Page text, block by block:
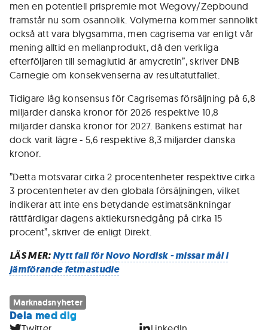
men en potentiell prispremie mot Wegovy/Zepbound
framstår nu som osannolik. Volymerna kommer sannolikt
också att vara blygsamma, men cagrisema var enligt vår
mening alltid en mellanprodukt, då den verkliga
efterföljaren till semaglutid är amycretin”, skriver DNB
Carnegie om konsekvenserna av resultatutfallet.
Tidigare låg konsensus för Cagrisemas försäljning på 6,8
miljarder danska kronor för 2026 respektive 10,8
miljarder danska kronor för 2027. Bankens estimat har
dock varit lägre - 5,6 respektive 8,3 miljarder danska
kronor.
”Detta motsvarar cirka 2 procentenheter respektive cirka
3 procentenheter av den globala försäljningen, vilket
indikerar att inte ens betydande estimatsänkningar
rättfärdigar dagens aktiekursnedgång på cirka 15
procent”, skriver de enligt Direkt.
LÄS MER:Nytt fall för Novo Nordisk - missar mål i
jämförande fetmastudie
Marknadsnyheter
Dela med dig